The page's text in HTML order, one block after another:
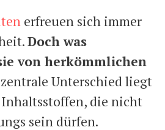
erfreuen sich immer
Doch was
von herkömmlichen
Unterschied liegt
die nicht
sein dürfen.